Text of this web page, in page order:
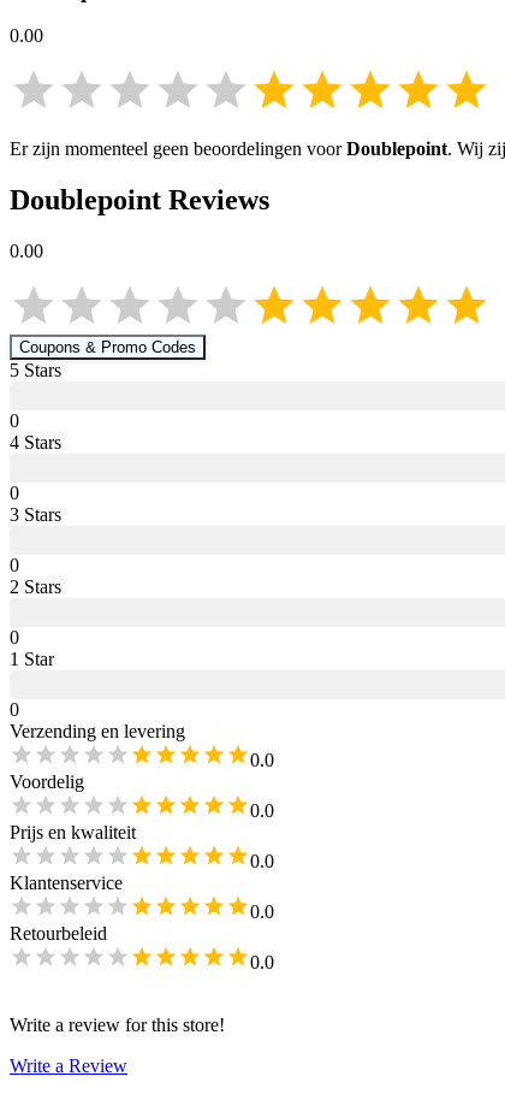
0.00
Er zijn momenteel geen beoordelingen voorDoublepoint. Wij
Doublepoint Reviews
0.00
Coupons & Promo Codes
5 Stars
0
4 Stars
0
3 Stars
0
2 Stars
0
1 Star
0
Verzending en levering
0.0
Voordelig
0.0
Prijs en kwaliteit
0.0
Klantenservice
0.0
Retourbeleid
0.0
Write a review for this store!
Write a Review